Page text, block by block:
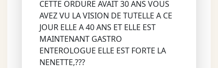
CETTE ORDURE AVAIT 30 ANS VOUS
AVEZ VU LA VISION DE TUTELLE A CE
JOUR ELLE A 40 ANS ET ELLE EST
MAINTENANT GASTRO
ENTEROLOGUE ELLE EST FORTE LA
NENETTE,???